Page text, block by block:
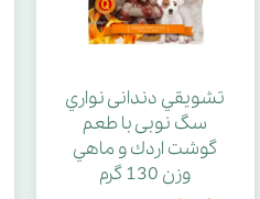
تشويقي دندانی نواري
سگ نوبی با طعم
گوشت اردك و ماهي
وزن 130 گرم